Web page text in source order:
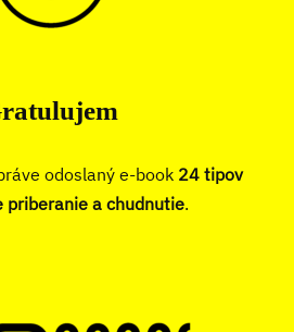
odoslaný e-book 24 tipov
priberanie a chudnutie.